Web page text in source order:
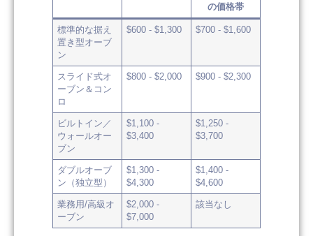
の価格帯
標準的な据え
置き型オーブ
ン
$600 - $1,300 $700 - $1,600
スライド式オ
ーブン＆コン
ロ
$800 - $2,000 $900 - $2,300
ビルトイン／
ウォールオー
ブン
$1,100 -
$3,400
$1,250 -
$3,700
ダブルオーブ
ン（独立型）
$1,300 -
$4,300
$1,400 -
$4,600
業務用/高級オ
ーブン
$2,000 -
$7,000
該当なし